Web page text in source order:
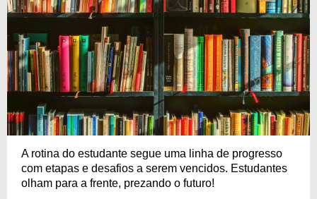
A rotina do estudante segue uma linha de progresso
com etapas e desafios a serem vencidos. Estudantes
olham para a frente, prezando o futuro!